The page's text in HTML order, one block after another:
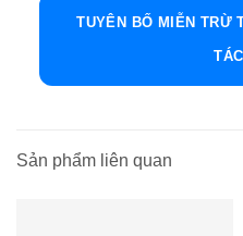
TUYÊN BỐ MIỄN TRỪ
Sản phẩm liên quan